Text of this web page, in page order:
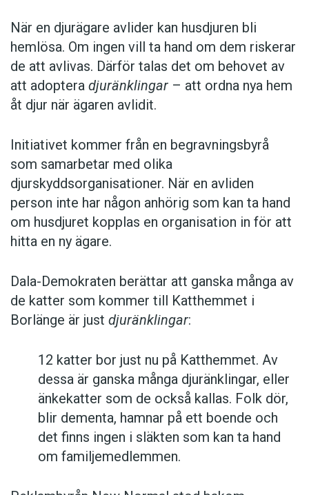
När en djurägare avlider kan husdjuren bli
hemlösa. Om ingen vill ta hand om dem riskerar
de att avlivas. Därför talas det om behovet av
att adoptera djuränklingar – att ordna nya hem
åt djur när ägaren avlidit.
Initiativet kommer från en begravningsbyrå
som samarbetar med olika
djurskyddsorganisationer. När en avliden
person inte har någon anhörig som kan ta hand
om husdjuret kopplas en organisation in för att
hitta en ny ägare.
Dala-Demokraten berättar att ganska många av
de katter som kommer till Katthemmet i
Borlänge är just djuränklingar:
12 katter bor just nu på Katthemmet. Av
dessa är ganska många djuränklingar, eller
änkekatter som de också kallas. Folk dör,
blir dementa, hamnar på ett boende och
det finns ingen i släkten som kan ta hand
om familjemedlemmen.